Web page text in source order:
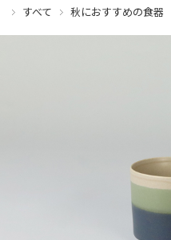
すべて
秋におすすめの食器